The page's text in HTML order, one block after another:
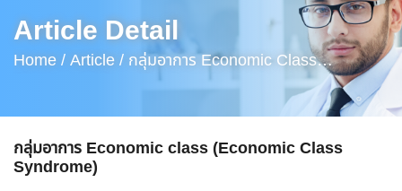
Article Detail
Home /Article / กลุ่มอาการ Economic Class
(Economic Class Syndrome)
กลุ่มอาการ Economic class (Economic Class
Syndrome)